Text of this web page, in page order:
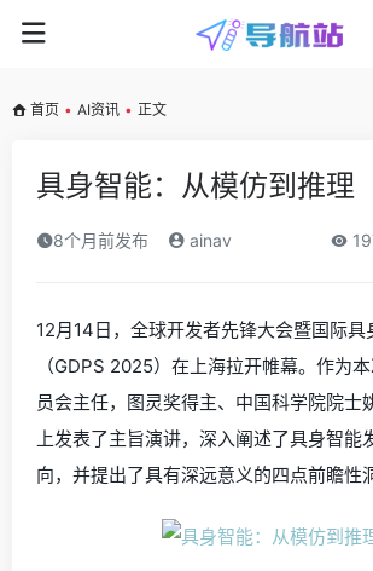
首页 • AI资讯 • 正文
具身智能：从模仿到推理
8个月前发布 ainav
12月14日，全球开发者先锋大会暨国际具
（GDPS 2025）在上海拉开帷幕。作为
员会主任，图灵奖得主、中国科学院院士
上发表了主旨演讲，深入阐述了具身智能
向，并提出了具有深远意义的四点前瞻性